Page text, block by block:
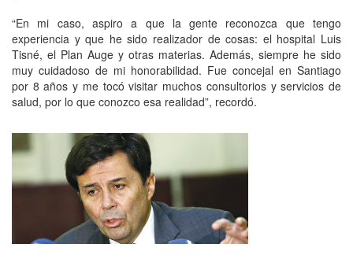
“En mi caso, aspiro a que la gente reconozca que tengo
experiencia y que he sido realizador de cosas: el hospital Luis
Tisné, el Plan Auge y otras materias. Además, siempre he sido
muy cuidadoso de mi honorabilidad. Fue concejal en Santiago
por 8 años y me tocó visitar muchos consultorios y servicios de
salud, por lo que conozco esa realidad”, recordó.